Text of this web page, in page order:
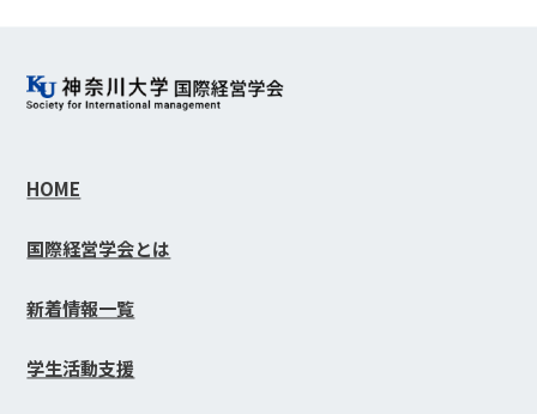
HOME
国際経営学会とは
新着情報一覧
学生活動支援